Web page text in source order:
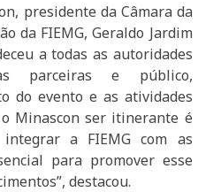
presidente da Câmara da
da FIEMG, Geraldo Jardim
a todas as autoridades
parceiras e público,
do evento e as atividades
Minascon ser itinerante é
a FIEMG com as
para promover esse
destacou.